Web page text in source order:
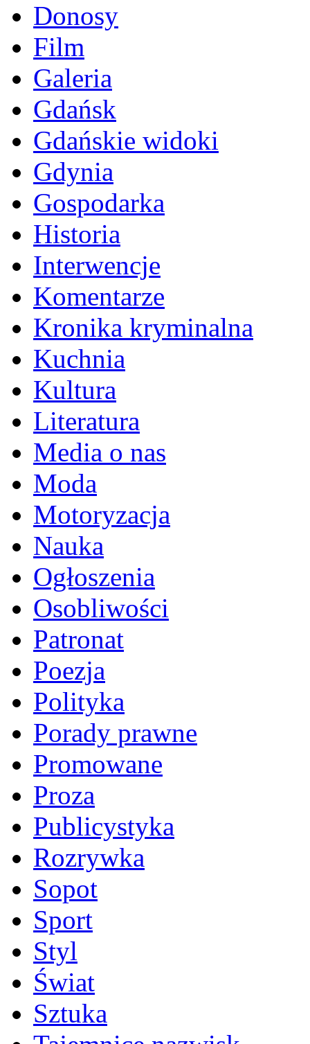
Donosy
Film
Galeria
Gdańsk
Gdańskie widoki
Gdynia
Gospodarka
Historia
Interwencje
Komentarze
Kronika kryminalna
Kuchnia
Kultura
Literatura
Media o nas
Moda
Motoryzacja
Nauka
Ogłoszenia
Osobliwości
Patronat
Poezja
Polityka
Porady prawne
Promowane
Proza
Publicystyka
Rozrywka
Sopot
Sport
Styl
Świat
Sztuka